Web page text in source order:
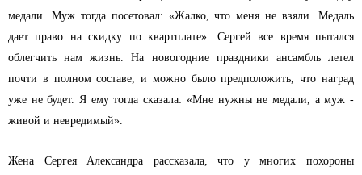
медали. Муж тогда посетовал: «Жалко, что меня не взяли. Медаль
дает право на скидку по квартплате». Сергей все время пытался
облегчить нам жизнь. На новогодние праздники ансамбль летел
почти в полном составе, и можно было предположить, что наград
уже не будет. Я ему тогда сказала: «Мне нужны не медали, а муж -
живой и невредимый».
Жена Сергея Александра рассказала, что у многих похороны